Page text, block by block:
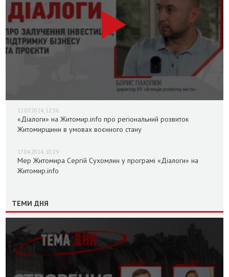
12.07.2024, 12:36
«Діалоги» на Житомир.info про регіональний розвиток
Житомирщини в умовах воєнного стану
17.04.2024, 10:29
Мер Житомира Сергій Сухомлин у програмі «Діалоги» на
Житомир.info
ТЕМИ ДНЯ